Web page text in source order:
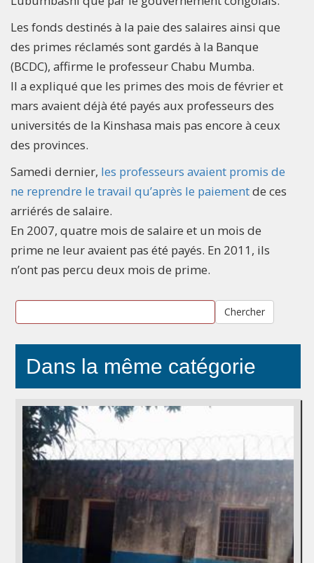
Les fonds destinés à la paie des salaires ainsi que
des primes réclamés sont gardés à la Banque
(BCDC), affirme le professeur Chabu Mumba.
Il a expliqué que les primes des mois de février et
mars avaient déjà été payés aux professeurs des
universités de la Kinshasa mais pas encore à ceux
des provinces.
Samedi dernier, les professeurs avaient promis de
ne reprendre le travail qu’après le paiementde ces
arriérés de salaire.
En 2007, quatre mois de salaire et un mois de
prime ne leur avaient pas été payés. En 2011, ils
n’ont pas percu deux mois de prime.
Chercher
Dans la même catégorie